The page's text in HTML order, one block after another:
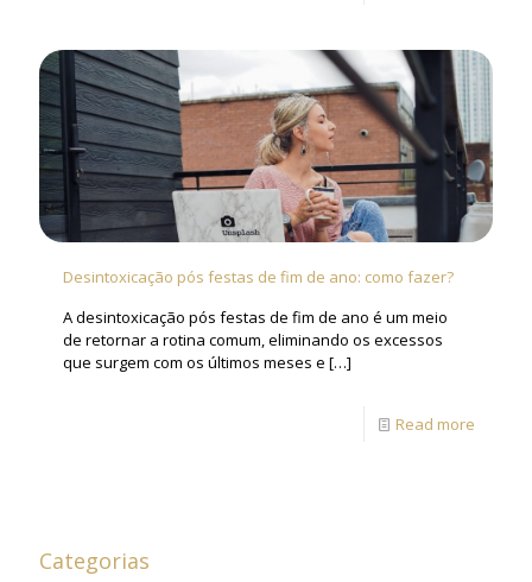
Desintoxicação pós festas de fim de ano: como fazer?
A desintoxicação pós festas de fim de ano é um meio
de retornar a rotina comum, eliminando os excessos
que surgem com os últimos meses e […]
Read more
Categorias